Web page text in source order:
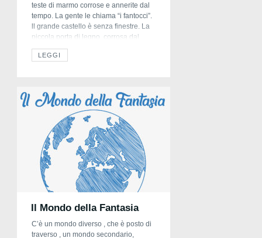
teste di marmo corrose e annerite dal
tempo. La gente le chiama “i fantocci”.
ll grande castello è senza finestre. La
piccola porta di legno, corrosa dal
tarlo, è scossa dal vento e sembra
cascare. La gente passando si volge e
finestre. […]
LEGGI
Il Mondo della Fantasia
C’è un mondo diverso , che è posto di
traverso , un mondo secondario,